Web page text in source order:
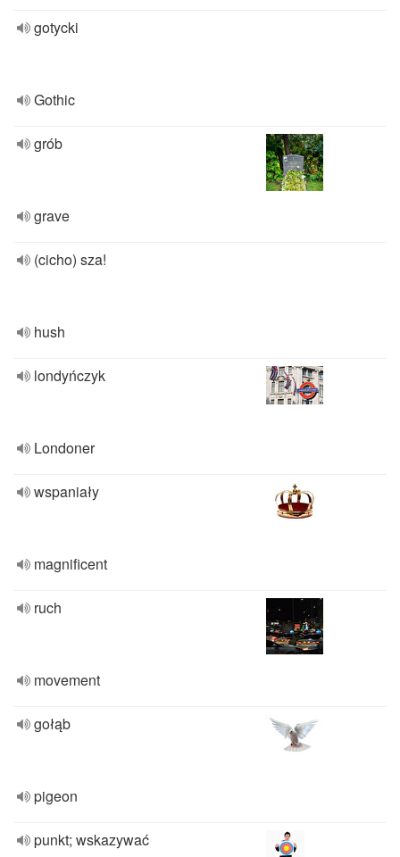
gotycki
Gothic
grób
grave
(cicho) sza!
hush
londyńczyk
Londoner
wspaniały
magnificent
ruch
movement
gołąb
pigeon
punkt; wskazywać